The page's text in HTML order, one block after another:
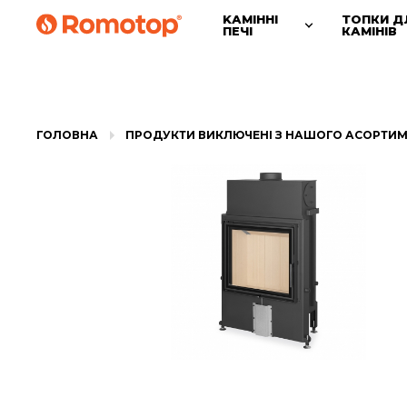
KАМІННІ
ПЕЧІ
ТОПКИ
КАМІНІВ
ГОЛОВНА ПРОДУКТИ ВИКЛЮЧЕНІ З НАШОГО